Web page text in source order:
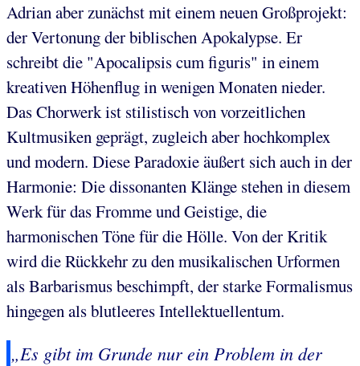
Adrian aber zunächst mit einem neuen Großprojekt:
der Vertonung der biblischen Apokalypse. Er
schreibt die "Apocalipsis cum figuris" in einem
kreativen Höhenflug in wenigen Monaten nieder.
Das Chorwerk ist stilistisch von vorzeitlichen
Kultmusiken geprägt, zugleich aber hochkomplex
und modern. Diese Paradoxie äußert sich auch in der
Harmonie: Die dissonanten Klänge stehen in diesem
Werk für das Fromme und Geistige, die
harmonischen Töne für die Hölle. Von der Kritik
wird die Rückkehr zu den musikalischen Urformen
als Barbarismus beschimpft, der starke Formalismus
hingegen als blutleeres Intellektuellentum.
„Es gibt im Grunde nur ein Problem in der